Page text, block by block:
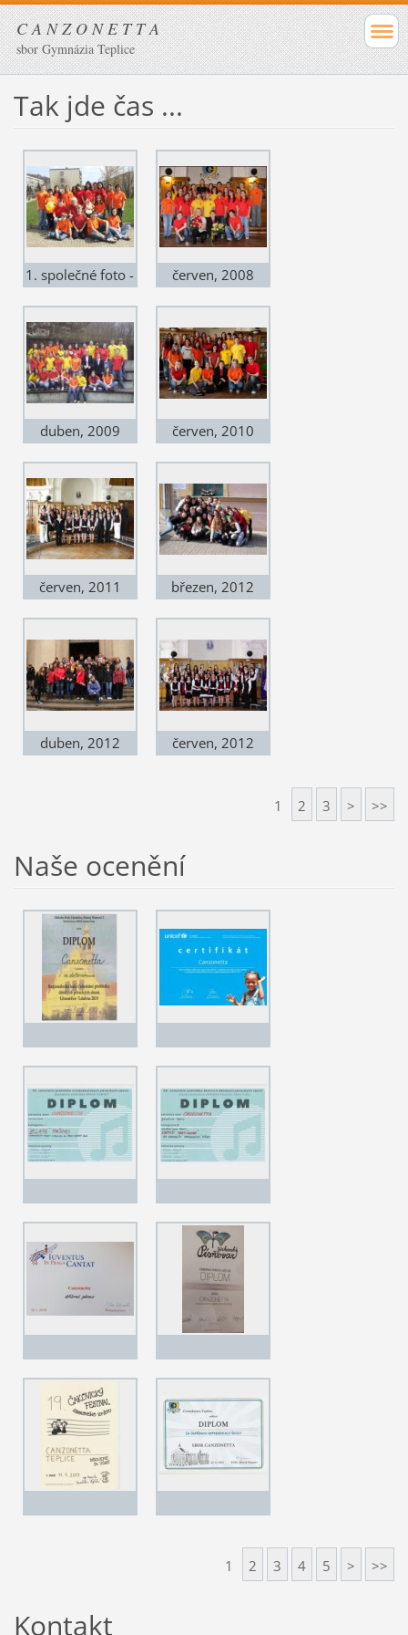
C A N Z O N E T T A
sbor Gymnázia Teplice
Tak jde čas ...
1. společné foto -
Chlumec
červen, 2008
duben, 2009 červen, 2010
červen, 2011 březen, 2012
duben, 2012 červen, 2012
1 2 3 > >>
Naše ocenění
1 2 3 4 5 > >>
Kontakt